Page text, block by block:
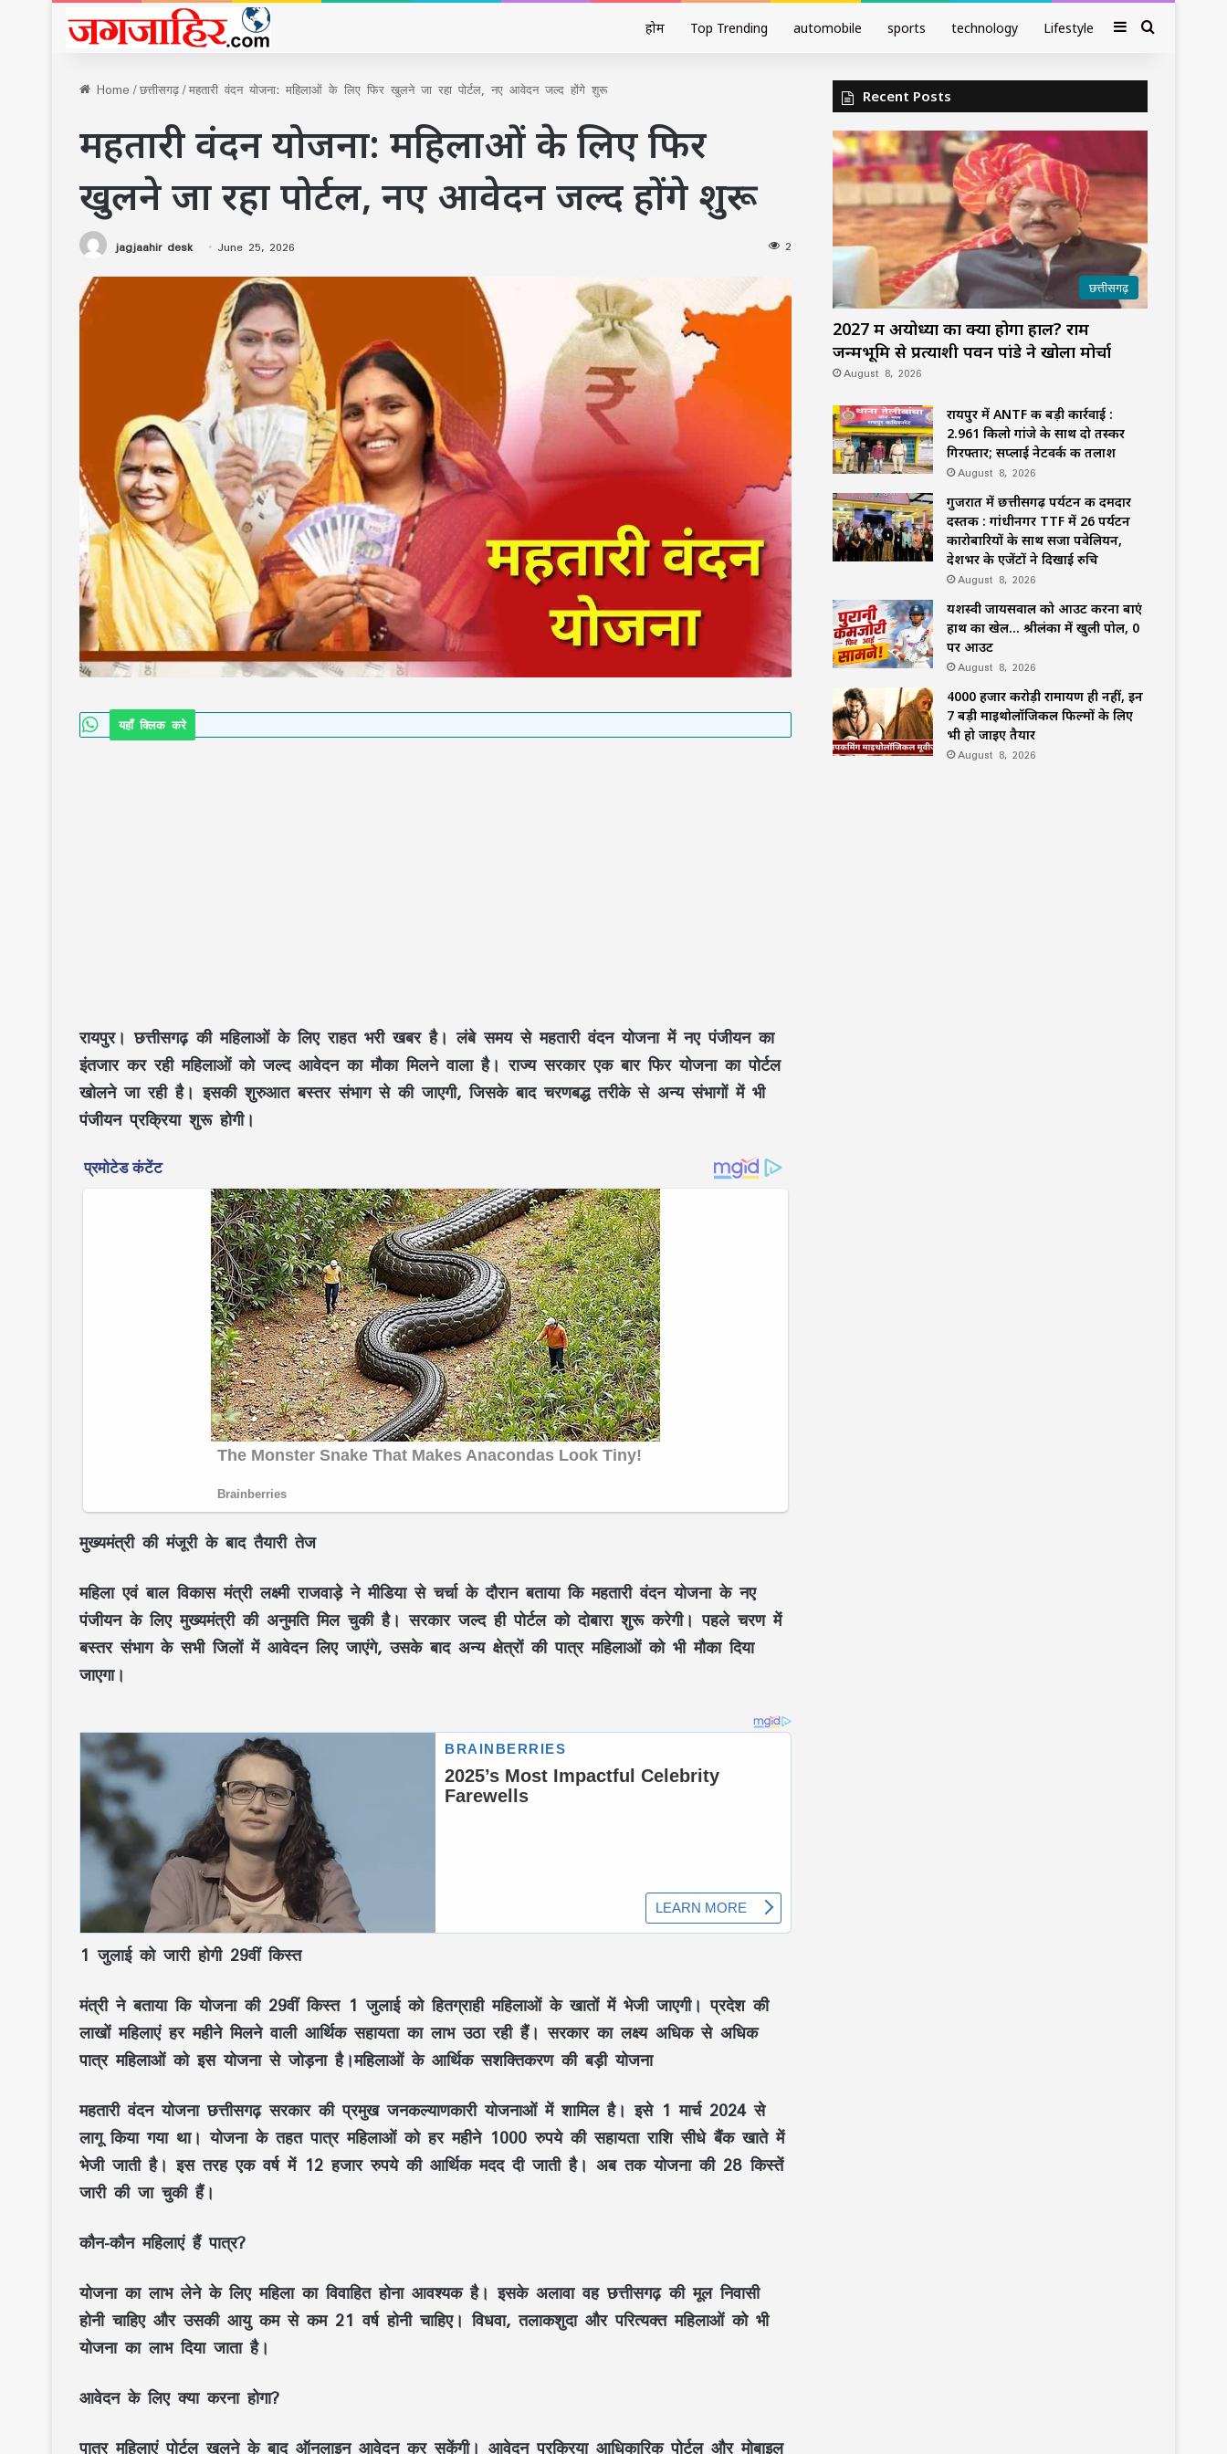
होम Top Trending automobile sports technology Lifestyle SidebarSearch
Home/छत्तीसगढ़/महतारी वंदन योजना: महिलाओं के लिए फिर खुलने जा रहा पोर्टल, नए आवेदन जल्द होंगे शुरू
महतारी वंदन योजना: महिलाओं के लिए फिर
खुलने जा रहा पोर्टल, नए आवेदन जल्द होंगे शुरू
jagjaahir desk June 25, 2026 2
यहाँ क्लिक करे
रायपुर। छत्तीसगढ़ की महिलाओं के लिए राहत भरी खबर है। लंबे समय से महतारी वंदन योजना में नए पंजीयन का
इंतजार कर रही महिलाओं को जल्द आवेदन का मौका मिलने वाला है। राज्य सरकार एक बार फिर योजना का पोर्टल
खोलने जा रही है। इसकी शुरुआत बस्तर संभाग से की जाएगी, जिसके बाद चरणबद्ध तरीके से अन्य संभागों में भी
पंजीयन प्रक्रिया शुरू होगी।
मुख्यमंत्री की मंजूरी के बाद तैयारी तेज
महिला एवं बाल विकास मंत्री लक्ष्मी राजवाड़े ने मीडिया से चर्चा के दौरान बताया कि महतारी वंदन योजना के नए
पंजीयन के लिए मुख्यमंत्री की अनुमति मिल चुकी है। सरकार जल्द ही पोर्टल को दोबारा शुरू करेगी। पहले चरण में
बस्तर संभाग के सभी जिलों में आवेदन लिए जाएंगे, उसके बाद अन्य क्षेत्रों की पात्र महिलाओं को भी मौका दिया
जाएगा।
1 जुलाई को जारी होगी 29वीं किस्त
मंत्री ने बताया कि योजना की 29वीं किस्त 1 जुलाई को हितग्राही महिलाओं के खातों में भेजी जाएगी। प्रदेश की
लाखों महिलाएं हर महीने मिलने वाली आर्थिक सहायता का लाभ उठा रही हैं। सरकार का लक्ष्य अधिक से अधिक
पात्र महिलाओं को इस योजना से जोड़ना है।महिलाओं के आर्थिक सशक्तिकरण की बड़ी योजना
महतारी वंदन योजना छत्तीसगढ़ सरकार की प्रमुख जनकल्याणकारी योजनाओं में शामिल है। इसे 1 मार्च 2024 से
लागू किया गया था। योजना के तहत पात्र महिलाओं को हर महीने 1000 रुपये की सहायता राशि सीधे बैंक खाते में
भेजी जाती है। इस तरह एक वर्ष में 12 हजार रुपये की आर्थिक मदद दी जाती है। अब तक योजना की 28 किस्तें
जारी की जा चुकी हैं।
कौन-कौन महिलाएं हैं पात्र?
योजना का लाभ लेने के लिए महिला का विवाहित होना आवश्यक है। इसके अलावा वह छत्तीसगढ़ की मूल निवासी
होनी चाहिए और उसकी आयु कम से कम 21 वर्ष होनी चाहिए। विधवा, तलाकशुदा और परित्यक्त महिलाओं को भी
योजना का लाभ दिया जाता है।
आवेदन के लिए क्या करना होगा?
Recent Posts
छत्तीसगढ़
2027 में अयोध्या का क्या होगा हाल? राम
जन्मभूमि से प्रत्याशी पवन पांडे ने खोला मोर्चा
August 8, 2026
रायपुर में ANTF की बड़ी कार्रवाई :
2.961 किलो गांजे के साथ दो तस्कर
गिरफ्तार; सप्लाई नेटवर्क की तलाश
August 8, 2026
गुजरात में छत्तीसगढ़ पर्यटन की दमदार
दस्तक : गांधीनगर TTF में 26 पर्यटन
कारोबारियों के साथ सजा पवेलियन,
देशभर के एजेंटों ने दिखाई रुचि
August 8, 2026
यशस्वी जायसवाल को आउट करना बाएं
हाथ का खेल… श्रीलंका में खुली पोल, 0
पर आउट
August 8, 2026
4000 हजार करोड़ी रामायण ही नहीं, इन
7 बड़ी माइथोलॉजिकल फिल्मों के लिए
भी हो जाइए तैयार
August 8, 2026